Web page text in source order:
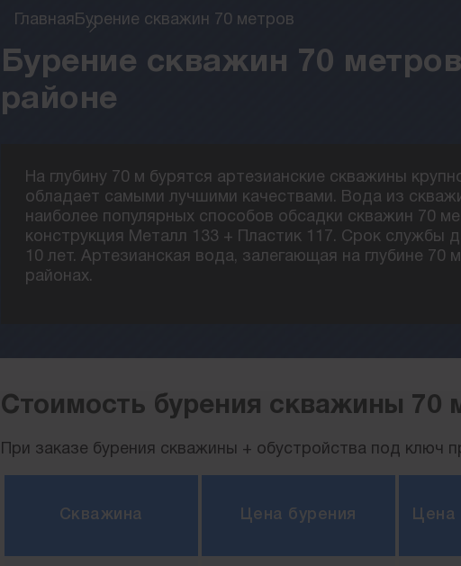
Главная Бурение скважин 70 метров
Бурение скважин 70
районе
На глубину 70 м бурятся артезианские скважины
обладает самыми лучшими качествами. Вода из
наиболее популярных способов обсадки скважин 70
конструкция Металл 133 + Пластик 117. Срок службы
10 лет. Артезианская вода, залегающая на глубине 70
районах.
Стоимость бурения скважины 70
При заказе бурения скважины + обустройства под ключ
Скважина Цена бурения Цена